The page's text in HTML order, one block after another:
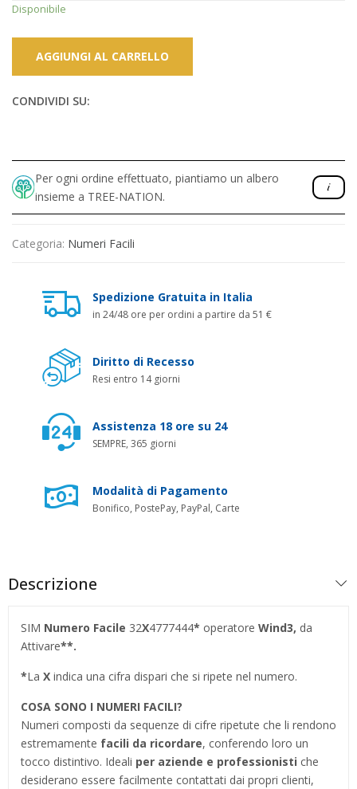
Disponibile
AGGIUNGI AL CARRELLO
CONDIVIDI SU:
Per ogni ordine effettuato, piantiamo un albero
insieme a TREE-NATION.
Categoria: Numeri Facili
Spedizione Gratuita in Italia
in 24/48 ore per ordini a partire da 51 €
Diritto di Recesso
Resi entro 14 giorni
Assistenza 18 ore su 24
SEMPRE, 365 giorni
Modalità di Pagamento
Bonifico, PostePay, PayPal, Carte
Descrizione
SIM Numero Facile 32X4777444* operatore Wind3, da
Attivare**.
*La X indica una cifra dispari che si ripete nel numero.
COSA SONO I NUMERI FACILI?
Numeri composti da sequenze di cifre ripetute che li rendono
estremamente facili da ricordare, conferendo loro un
tocco distintivo. Ideali per aziende e professionisti che
desiderano essere facilmente contattati dai propri clienti,